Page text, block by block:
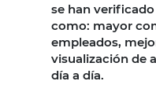
se han
como: mayor
empleados,
visualización de
día a día.